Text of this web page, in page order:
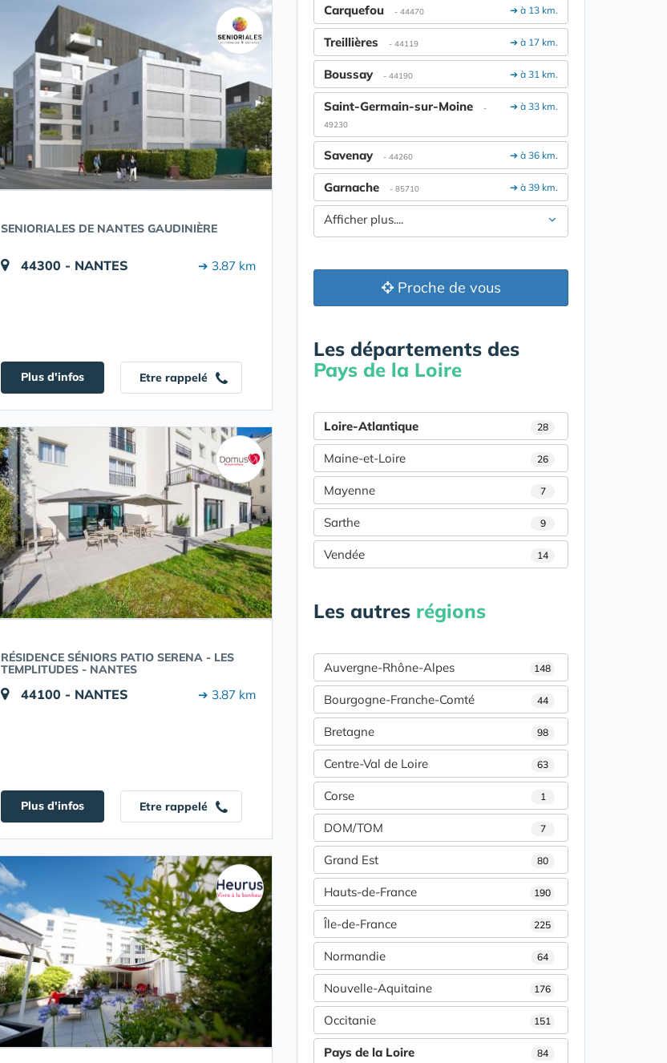
SENIORIALES DE NANTES GAUDINIÈRE
44300 - NANTES ➔ 3.87 km
Plus d'infos Etre rappelé
RÉSIDENCE SÉNIORS PATIO SERENA - LES
TEMPLITUDES - NANTES
44100 - NANTES ➔ 3.87 km
Plus d'infos Etre rappelé
➔ à 13 km.
Carquefou - 44470
➔ à 17 km.
Treillières - 44119
➔ à 31 km.
Boussay - 44190
➔ à 33 km.
Saint-Germain-sur-Moine
-
49230
➔ à 36 km.
Savenay - 44260
➔ à 39 km.
Garnache - 85710
Afficher plus....
Proche de vous
Les départements des
Pays de la Loire
Loire-Atlantique 28
Maine-et-Loire 26
Mayenne 7
Sarthe 9
Vendée 14
Les autres régions
Auvergne-Rhône-Alpes 148
Bourgogne-Franche-Comté 44
Bretagne 98
Centre-Val de Loire 63
Corse 1
DOM/TOM 7
Grand Est 80
Hauts-de-France 190
Île-de-France 225
Normandie 64
Nouvelle-Aquitaine 176
Occitanie 151
Pays de la Loire 84